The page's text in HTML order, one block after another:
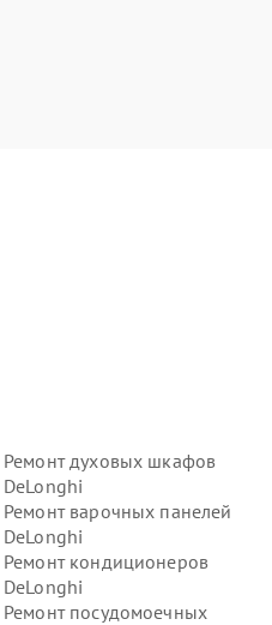
Ремонт духовых шкафов
DeLonghi
Ремонт варочных панелей
DeLonghi
Ремонт кондиционеров
DeLonghi
Ремонт посудомоечных